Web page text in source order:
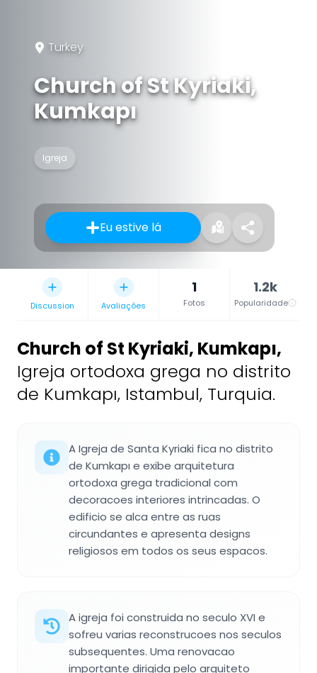
Turkey
Church of St Kyriaki,
Kumkapı
Igreja
Eu estive lá
Discussion Avaliações
1
Fotos
1.2k
Popularidade
Church of St Kyriaki, Kumkapı,
Igreja ortodoxa grega no distrito
de Kumkapı, Istambul, Turquia.
A Igreja de Santa Kyriaki fica no distrito
de Kumkapı e exibe arquitetura
ortodoxa grega tradicional com
decoracoes interiores intrincadas. O
edificio se alca entre as ruas
circundantes e apresenta designs
religiosos em todos os seus espacos.
A igreja foi construida no seculo XVI e
sofreu varias reconstrucoes nos seculos
subsequentes. Uma renovacao
importante dirigida pelo arquiteto